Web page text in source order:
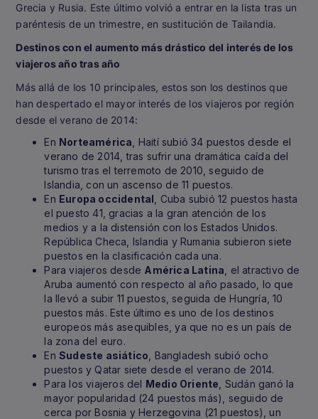
Grecia y Rusia. Este último volvió a entrar en la lista tras un
paréntesis de un trimestre, en sustitución de Tailandia.
Destinos con el aumento más drástico del interés de los
viajeros año tras año
Más allá de los 10 principales, estos son los destinos que
han despertado el mayor interés de los viajeros por región
desde el verano de 2014:
En Norteamérica , Haití subió 34 puestos desde el
verano de 2014, tras sufrir una dramática caída del
turismo tras el terremoto de 2010, seguido de
Islandia, con un ascenso de 11 puestos.
En Europa occidental , Cuba subió 12 puestos hasta
el puesto 41, gracias a la gran atención de los
medios y a la distensión con los Estados Unidos.
República Checa, Islandia y Rumania subieron siete
puestos en la clasificación cada una.
Para viajeros desde América Latina , el atractivo de
Aruba aumentó con respecto al año pasado, lo que
la llevó a subir 11 puestos, seguida de Hungría, 10
puestos más. Este último es uno de los destinos
europeos más asequibles, ya que no es un país de
la zona del euro.
En Sudeste asiático , Bangladesh subió ocho
puestos y Qatar siete desde el verano de 2014.
Para los viajeros del Medio Oriente , Sudán ganó la
mayor popularidad (24 puestos más), seguido de
cerca por Bosnia y Herzegovina (21 puestos), un